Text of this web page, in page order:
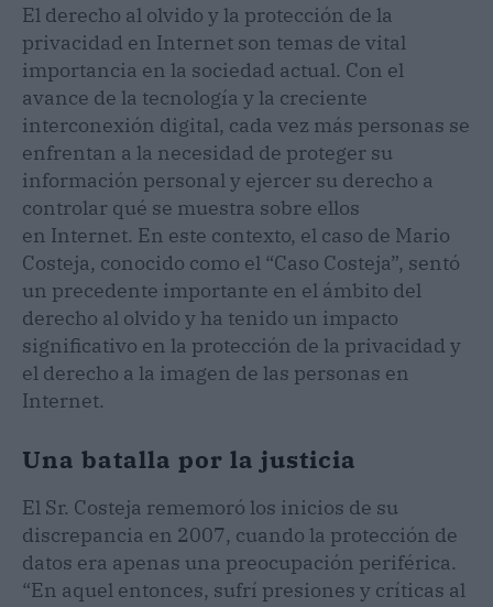
El derecho al olvido y la protección de la
privacidad en Internet son temas de vital
importancia en la sociedad actual. Con el
avance de la tecnología y la creciente
interconexión digital, cada vez más personas se
enfrentan a la necesidad de proteger su
información personal y ejercer su derecho a
controlar qué se muestra sobre ellos
en Internet. En este contexto, el caso de Mario
Costeja, conocido como el “Caso Costeja”, sentó
un precedente importante en el ámbito del
derecho al olvido y ha tenido un impacto
significativo en la protección de la privacidad y
el derecho a la imagen de las personas en
Internet.
Una batalla por la justicia
El Sr. Costeja rememoró los inicios de su
discrepancia en 2007, cuando la protección de
datos era apenas una preocupación periférica.
“En aquel entonces, sufrí presiones y críticas al